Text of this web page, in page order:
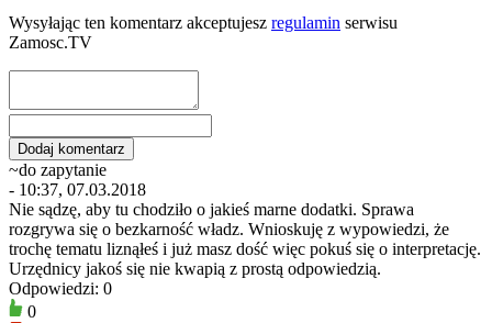
Wysyłając ten komentarz akceptujesz regulamin serwisu
Zamosc.TV
~do zapytanie
- 10:37, 07.03.2018
Nie sądzę, aby tu chodziło o jakieś marne dodatki. Sprawa
rozgrywa się o bezkarność władz. Wnioskuję z wypowiedzi, że
trochę tematu liznąłeś i już masz dość więc pokuś się o interpretację.
Urzędnicy jakoś się nie kwapią z prostą odpowiedzią.
Odpowiedzi: 0
0